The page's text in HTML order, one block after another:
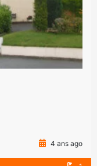
4 ans ago